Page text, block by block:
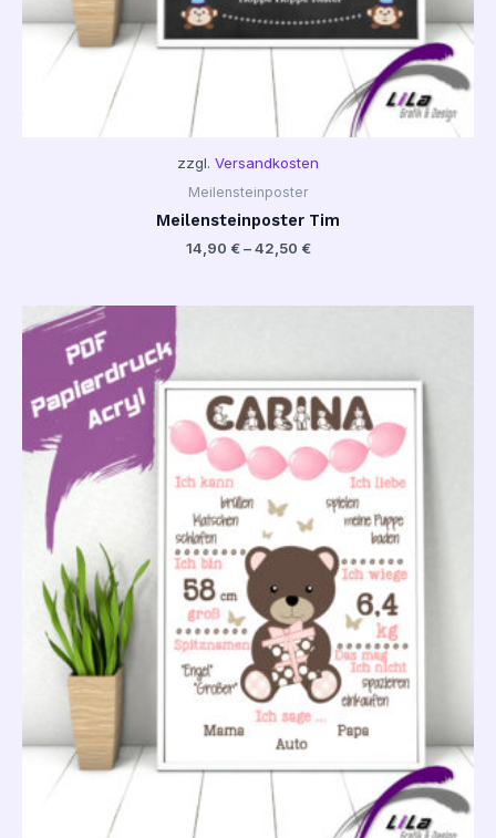
zzgl. Versandkosten
Meilensteinposter
Meilensteinposter Tim
14,90 €–42,50 €